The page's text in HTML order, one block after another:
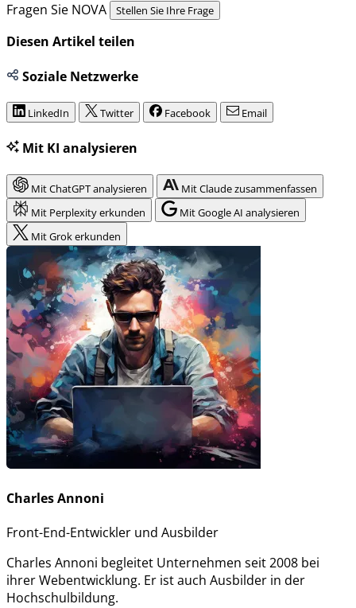
Fragen Sie NOVA
Stellen Sie Ihre Frage
Diesen Artikel teilen
Soziale Netzwerke
LinkedIn Twitter Facebook Email
Mit KI analysieren
Mit ChatGPT analysieren
Mit Claude zusammenfassen
Mit Perplexity erkunden
Mit Google AI analysieren
Mit Grok erkunden
Charles Annoni
Front-End-Entwickler und Ausbilder
Charles Annoni begleitet Unternehmen seit 2008 bei
ihrer Webentwicklung. Er ist auch Ausbilder in der
Hochschulbildung.